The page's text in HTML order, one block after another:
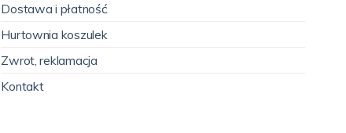
Dostawa i płatność
Hurtownia koszulek
Zwrot, reklamacja
Kontakt